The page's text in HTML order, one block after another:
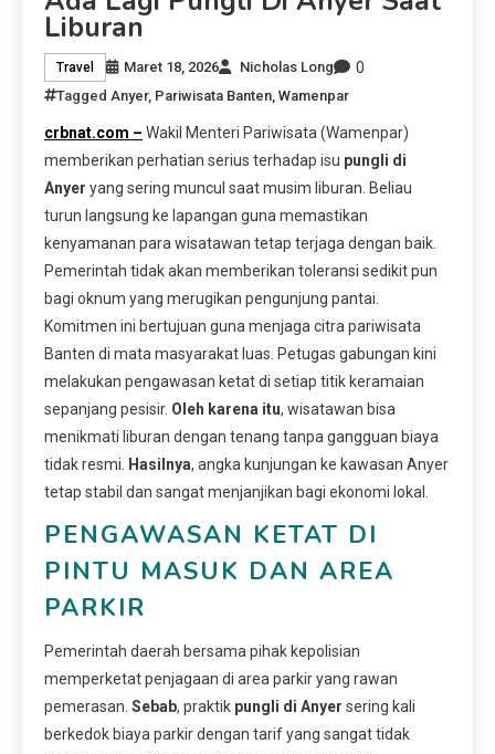
Liburan
Travel Maret 18, 2026 Nicholas Long 0
Tagged Anyer, Pariwisata Banten Wamenpar
crbnat.com – Wakil Menteri Pariwisata (Wamenpar)
memberikan perhatian serius terhadap isu pungli di
Anyer yang sering muncul saat musim liburan. Beliau
turun langsung ke lapangan guna memastikan
kenyamanan para wisatawan tetap terjaga dengan baik.
Pemerintah tidak akan memberikan toleransi sedikit pun
bagi oknum yang merugikan pengunjung pantai.
Komitmen ini bertujuan guna menjaga citra pariwisata
Banten di mata masyarakat luas. Petugas gabungan kini
melakukan pengawasan ketat di setiap titik keramaian
sepanjang pesisir. Oleh karena itu, wisatawan bisa
menikmati liburan dengan tenang tanpa gangguan biaya
tidak resmi.
Hasilnya, angka kunjungan ke kawasan Anyer
tetap stabil dan sangat menjanjikan bagi ekonomi lokal.
PENGAWASAN KETAT DI
PINTU MASUK DAN AREA
PARKIR
Pemerintah daerah bersama pihak kepolisian
memperketat penjagaan di area parkir yang rawan
pemerasan. Sebab, praktik pungli di Anyer sering kali
berkedok biaya parkir dengan tarif yang sangat tidak